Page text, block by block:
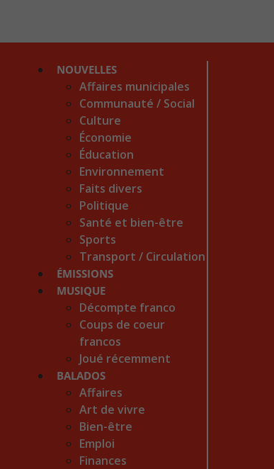
NOUVELLES
Affaires municipales
Communauté / Social
Culture
Économie
Éducation
Environnement
Faits divers
Politique
Santé et bien-être
Sports
Transport / Circulation
ÉMISSIONS
MUSIQUE
Décompte franco
Coups de coeur
francos
Joué récemment
BALADOS
Affaires
Art de vivre
Bien-être
Emploi
Finances